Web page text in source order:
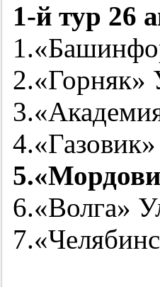
1-йтур 26
2.«Горняк»
6.«Волга»